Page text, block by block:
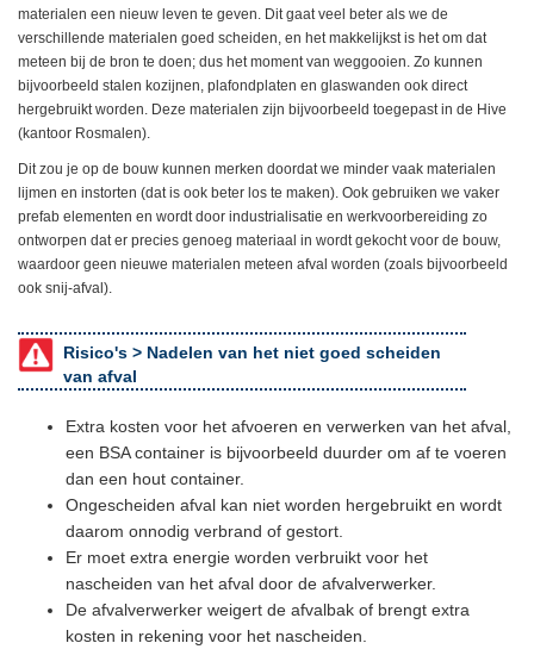
materialen een nieuw leven te geven. Dit gaat veel beter als we de
verschillende materialen goed scheiden, en het makkelijkst is het om dat
meteen bij de bron te doen; dus het moment van weggooien. Zo kunnen
bijvoorbeeld stalen kozijnen, plafondplaten en glaswanden ook direct
hergebruikt worden. Deze materialen zijn bijvoorbeeld toegepast in de Hive
(kantoor Rosmalen).
Dit zou je op de bouw kunnen merken doordat we minder vaak materialen
lijmen en instorten (dat is ook beter los te maken). Ook gebruiken we vaker
prefab elementen en wordt door industrialisatie en werkvoorbereiding zo
ontworpen dat er precies genoeg materiaal in wordt gekocht voor de bouw,
waardoor geen nieuwe materialen meteen afval worden (zoals bijvoorbeeld
ook snij-afval).
Risico's > Nadelen van het niet goed scheiden
van afval
Extra kosten voor het afvoeren en verwerken van het afval,
een BSA container is bijvoorbeeld duurder om af te voeren
dan een hout container.
Ongescheiden afval kan niet worden hergebruikt en wordt
daarom onnodig verbrand of gestort.
Er moet extra energie worden verbruikt voor het
nascheiden van het afval door de afvalverwerker.
De afvalverwerker weigert de afvalbak of brengt extra
kosten in rekening voor het nascheiden.